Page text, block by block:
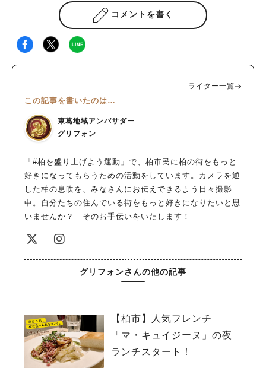
コメントを書く
ライター一覧
この記事を書いたのは…
東葛地域アンバサダー
グリフォン
「#柏を盛り上げよう運動」で、柏市民に柏の街をもっと
好きになってもらうための活動をしています。カメラを通
した柏の息吹を、みなさんにお伝えできるよう日々撮影
中。自分たちの住んでいる街をもっと好きになりたいと思
いませんか？ そのお手伝いをいたします！
グリフォンさんの他の記事
【柏市】人気フレンチ
「マ・キュイジーヌ」の夜
ランチスタート！